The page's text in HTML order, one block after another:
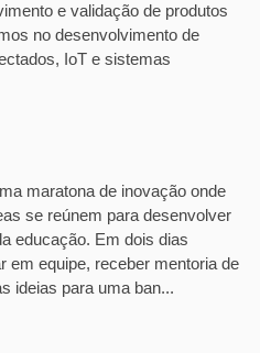
e validação de produtos
no desenvolvimento de
IoT e sistemas
maratona de inovação onde
se reúnem para desenvolver
educação. Em dois dias
em equipe, receber mentoria de
ideias para uma ban...